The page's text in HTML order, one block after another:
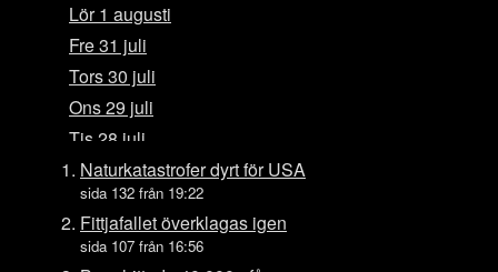
Lör 1 augusti
Fre 31 juli
Tors 30 juli
Ons 29 juli
Tis 28 juli
Mån 27 juli
Sön 26 juli
Lör 25 juli
Naturkatastrofer dyrt för USA
sida 132 från 19:22
Fittjafallet överklagas igen
sida 107 från 16:56